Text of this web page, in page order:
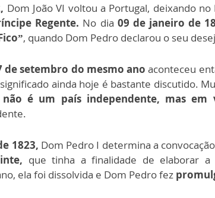
Dom João VI voltou a Portugal, deixando
Regente. No dia 09 de janeiro de
, quando Dom Pedro declarou o seu
de setembro do mesmo ano aconteceu
ainda hoje é bastante discutido.
não é um país independente, mas
1823, Dom Pedro I determina a
que tinha a finalidade de elaborar a
ela foi dissolvida e Dom Pedro fez